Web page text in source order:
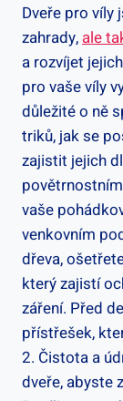
Dveře pro víly
zahrady, ale
a rozvíjet
pro vaše víly
důležité o ně
triků, jak se
zajistit jejich
vaše
venkovním
dřeva,
který zajistí
záření. Před
přístřešek,
2. Čistota a
dveře, abyste